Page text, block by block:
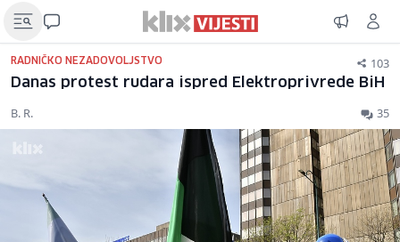
RADNIČKO NEZADOVOLJSTVO 103
Danas protest rudara ispred Elektroprivrede BiH
B. R. 35